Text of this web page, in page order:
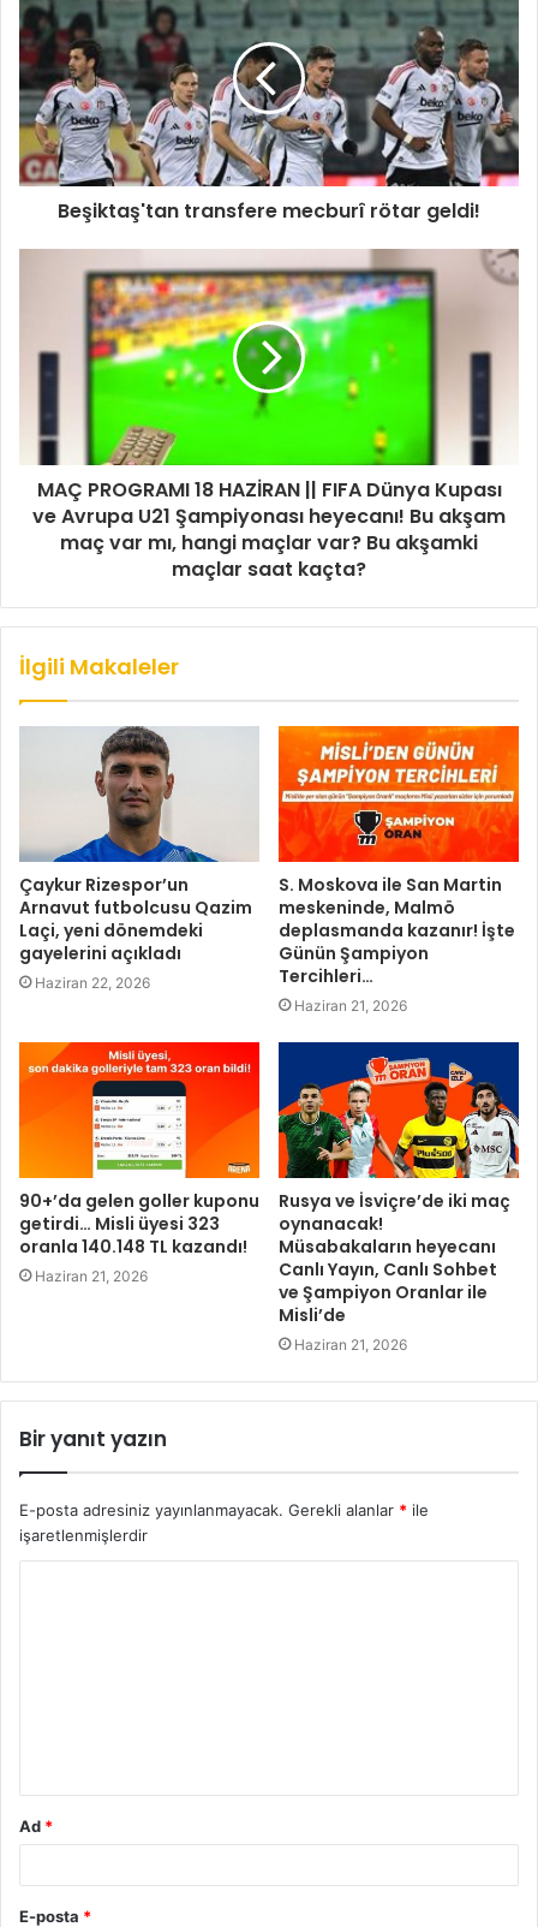
Beşiktaş'tan transfere mecburî rötar geldi!
MAÇ PROGRAMI 18 HAZİRAN || FIFA Dünya Kupası
ve Avrupa U21 Şampiyonası heyecanı! Bu akşam
maç var mı, hangi maçlar var? Bu akşamki
maçlar saat kaçta?
İlgili Makaleler
Çaykur Rizespor’un
Arnavut futbolcusu Qazim
Laçi, yeni dönemdeki
gayelerini açıkladı
Haziran 22, 2026
S. Moskova ile San Martin
meskeninde, Malmö
deplasmanda kazanır! İşte
Günün Şampiyon
Tercihleri…
Haziran 21, 2026
90+’da gelen goller kuponu
getirdi… Misli üyesi 323
oranla 140.148 TL kazandı!
Haziran 21, 2026
Rusya ve İsviçre’de iki maç
oynanacak!
Müsabakaların heyecanı
Canlı Yayın, Canlı Sohbet
ve Şampiyon Oranlar ile
Misli’de
Haziran 21, 2026
Bir yanıt yazın
E-posta adresiniz yayınlanmayacak. Gerekli alanlar * ile
işaretlenmişlerdir
Ad *
E-posta *